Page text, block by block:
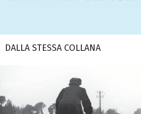
DALLA STESSA COLLANA